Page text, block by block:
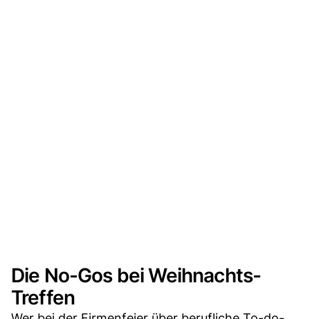
Die No-Gos bei Weihnachts-
Treffen